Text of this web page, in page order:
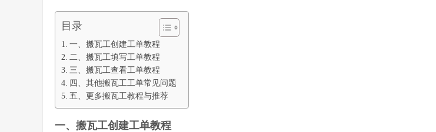
目录
一、搬瓦工创建工单教程
二、搬瓦工填写工单教程
三、搬瓦工查看工单教程
四、其他搬瓦工工单常见问题
五、更多搬瓦工教程与推荐
一、搬瓦工创建工单教程